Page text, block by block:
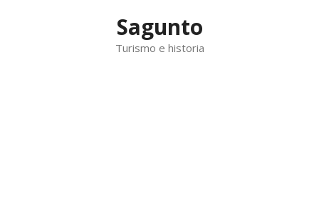
Sagunto
Turismo e historia